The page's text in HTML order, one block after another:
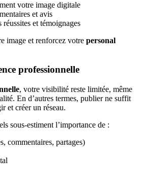
votre image digitale
et avis
et témoignages
image et renforcez votre personal
professionnelle
, votre visibilité reste limitée, même
En d’autres termes, publier ne suffit
et créer un réseau.
sous-estiment l’importance de :
commentaires, partages)